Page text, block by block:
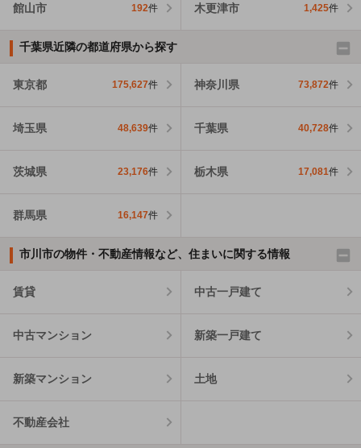
館山市 192件 木更津市 1,425件
千葉県近隣の都道府県から探す
東京都 175,627件 神奈川県 73,872件
埼玉県 48,639件 千葉県 40,728件
茨城県 23,176件 栃木県 17,081件
群馬県 16,147件
市川市の物件・不動産情報など、住まいに関する情報
賃貸 中古一戸建て
中古マンション 新築一戸建て
新築マンション 土地
不動産会社